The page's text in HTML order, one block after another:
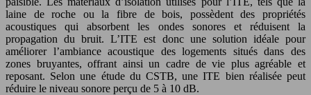
laine de roche ou la fibre de bois, possèdent des propriétés
acoustiques qui absorbent les ondes sonores et réduisent la
propagation du bruit. L’ITE est donc une solution idéale pour
améliorer l’ambiance acoustique des logements situés dans des
zones bruyantes, offrant ainsi un cadre de vie plus agréable et
reposant. Selon une étude du CSTB, une ITE bien réalisée peut
réduire le niveau sonore perçu de 5 à 10 dB.